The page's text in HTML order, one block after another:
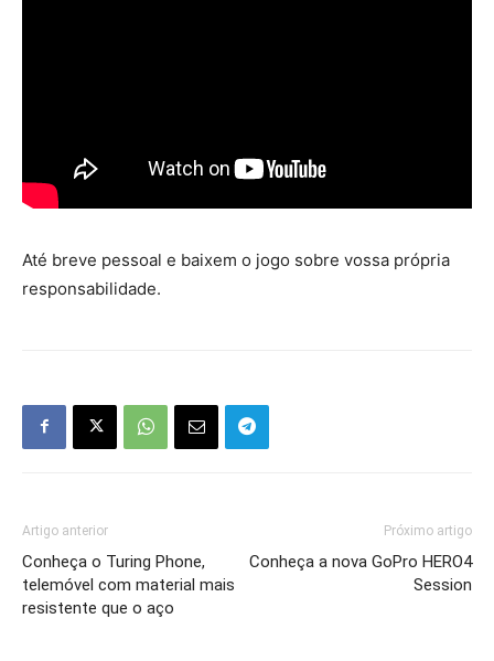
Até breve pessoal e baixem o jogo sobre vossa própria
responsabilidade.
Artigo anterior
Conheça o Turing Phone,
telemóvel com material mais
resistente que o aço
Próximo artigo
Conheça a nova GoPro HERO4
Session